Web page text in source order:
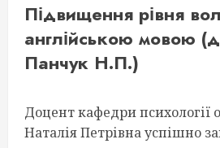
Підвищення рівня
англійською мовою
Панчук Н.П.)
Доцент кафедри психології
Наталія Петрівна успішно